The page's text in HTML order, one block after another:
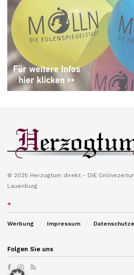
© 2025 Herzogtum direkt - DIE
Lauenburg
*
Werbung Impressum
Folgen Sie uns